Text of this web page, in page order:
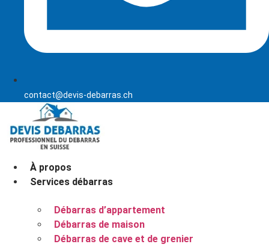
contact@devis-debarras.ch
À propos
Services débarras
Débarras d’appartement
Débarras de maison
Débarras de cave et de grenier